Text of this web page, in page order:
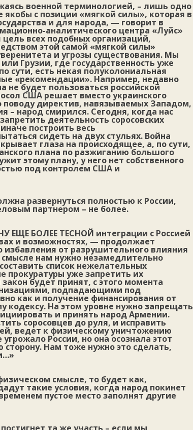
военной терминологией, – лишь одно
с позиции «мягкой силы», которая в
и для народа, — говорит в
аналитического центра «Луйс»
всех подобных организаций,
этой самой «мягкой силы»
и угрозы существования. Мы
Грузии, где государственность уже
сути, есть некая полуколониальная
«рекомендации». Например, недавно
будет пользоваться российской
США решает вместо украинского
поводу директив, навязываемых Западом,
– народ смирился. Сегодня, когда нас
деятельность соросовских
построить весь
сидеть на двух стульях. Война
глаза на происходящее, а, по сути,
плана по разжиганию большого
этому плану, у него нет собственного
под контролем США и
развернуться полностью к России,
партнером – не более.
ЕЩЕ БОЛЕЕ ТЕСНОЙ интеграции с Россией
и возможностях, — продолжает
от разрушительного влияния
смысле нам нужно незамедлительно
список нежелательных
прокуратуры уже запретить их
будет принят, с этого момента
подпадающими под
как и получение финансирования от
кодексу. На этом уровне нужно запрещать
и принять народ Армении.
соросовцев до руля, и исправить
ведет к физическому уничтожению
России, но она осознала этот
Нам тоже нужно это сделать,
смысле, то будет как,
такие условия, когда народ покинет
пустое место заполнят другие